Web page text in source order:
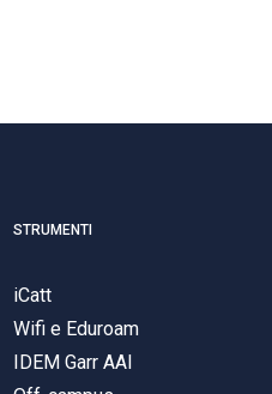
STRUMENTI
iCatt
Wifi e Eduroam
IDEM Garr AAI